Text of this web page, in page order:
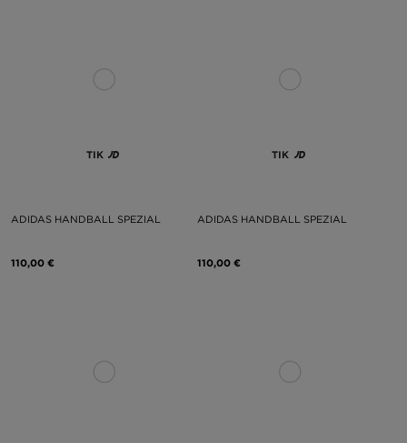
TIK
ADIDAS HANDBALL SPEZIAL
110,00 €
TIK
ADIDAS HANDBALL SPEZIAL
110,00 €